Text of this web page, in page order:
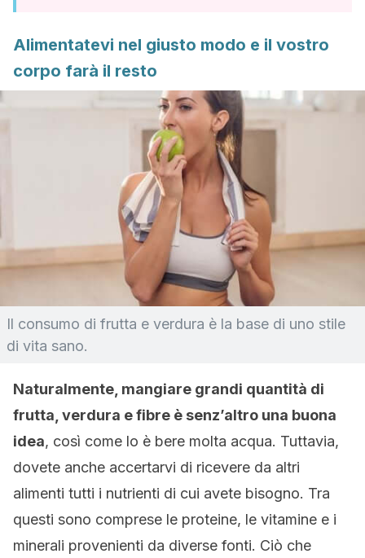
Alimentatevi nel giusto modo e il vostro
corpo farà il resto
Il consumo di frutta e verdura è la base di uno stile
di vita sano.
Naturalmente, mangiare grandi quantità di
frutta, verdura e fibre è senz’altro una buona
idea, così come lo è bere molta acqua. Tuttavia,
dovete anche accertarvi di ricevere da altri
alimenti tutti i nutrienti di cui avete bisogno. Tra
questi sono comprese le proteine, le vitamine e i
minerali provenienti da diverse fonti. Ciò che